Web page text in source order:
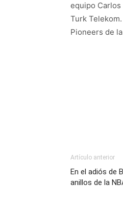
equipo
Turk
Pioneers de
Artículo anterior
En el adiós de
anillos de la